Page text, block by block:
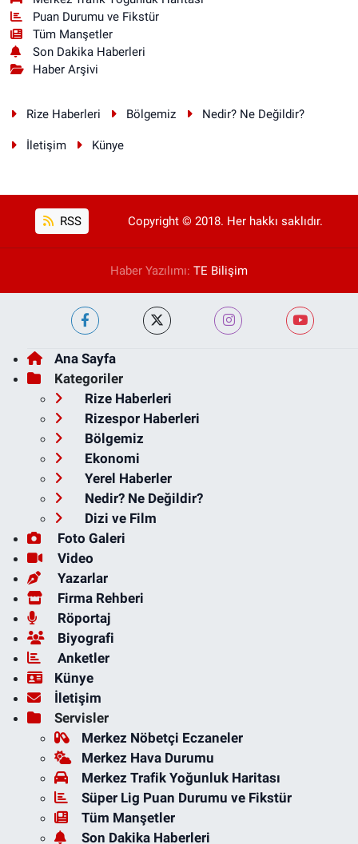
Puan Durumu ve Fikstür
Tüm Manşetler
Son Dakika Haberleri
Haber Arşivi
Rize Haberleri Bölgemiz Nedir? Ne Değildir?
İletişim Künye
RSS Copyright © 2018. Her hakkı saklıdır.
Haber Yazılımı: TE Bilişim
Ana Sayfa
Kategoriler
Rize Haberleri
Rizespor Haberleri
Bölgemiz
Ekonomi
Yerel Haberler
Nedir? Ne Değildir?
Dizi ve Film
Foto Galeri
Video
Yazarlar
Firma Rehberi
Röportaj
Biyografi
Anketler
Künye
İletişim
Servisler
Merkez Nöbetçi Eczaneler
Merkez Hava Durumu
Merkez Trafik Yoğunluk Haritası
Süper Lig Puan Durumu ve Fikstür
Tüm Manşetler
Son Dakika Haberleri